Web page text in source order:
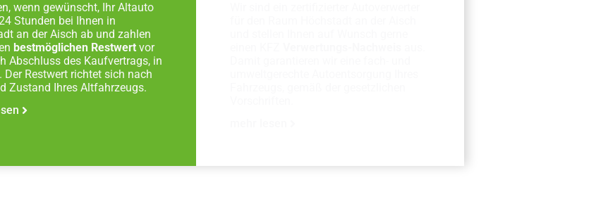
wenn gewünscht, Ihr Altauto
Stunden bei Ihnen in
an der Aisch ab und zahlen
bestmöglichen Restwertvor
Abschluss des Kaufvertrags, in
Der Restwert richtet sich nach
Zustand Ihres Altfahrzeugs.